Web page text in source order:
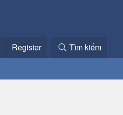
Register Tìm kiếm